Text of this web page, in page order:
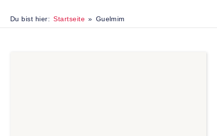
Du bist hier: Startseite Guelmim